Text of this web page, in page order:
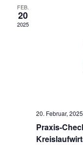
FEB.
20
2025
20. Februar,
Praxis-